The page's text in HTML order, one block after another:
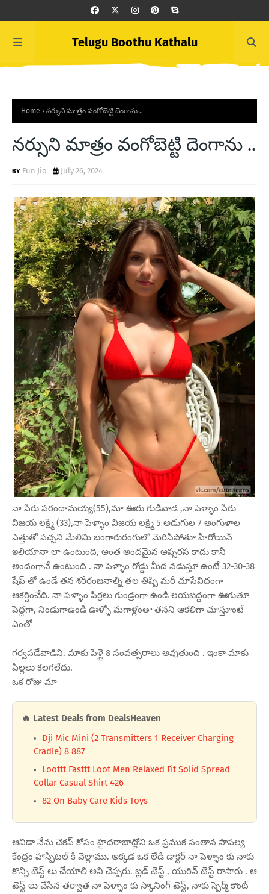
Telugu Boothu Kathalu
Home నర్సుని మాత్రం వంగోబెట్టి దెంగాను ..
నర్సుని మాత్రం వంగోబెట్టి దెంగాను ..
Fun Jio July 26, 2024
నా పేరు పరందామయ్య(55),మా ఊరు గుడివాడ ,నా పెళ్ళాం పేరు
విజయ లక్ష్మి (33),నా పెళ్ళాం విజయ లక్ష్మి 5 అడుగుల 7 అంగుళాల
ఎత్తుతో పచ్చని మేలిమి బంగారురంగులో మెరిసిపోతూ హీరోయిన్
ఇలియానా లా ఉంటుంది, అంత అందమైన అప్సరస కాదు కానీ
అందంగానే ఉంటుంది . నా పెళ్ళాం రోడ్డు మీద నడుస్తూ ఉంటే 32-30-38
షేప్ తో ఉండే తన శరీరంజనాల్ని తల తిప్పి మరీ చూసేవిదంగా
ఆకర్షించేది. నా పెళ్ళాం పిర్రలు గుండ్రంగా ఉండి లయబద్ధంగా ఊగుతూ
పెద్దగా, నిండుగాఉండి ఊళ్ళో మగాళ్లంతా తనని ఆకలిగా చూస్తూంటే
ఎంతో
గర్వపడేవాడిని. మాకు పెళ్లై 8 సంవత్సరాలు అవుతుంది . ఇంకా మాకు
పిల్లలు కలగలేదు.
ఒక రోజు మా
🔥 Latest Deals from DealsHeaven
Dji Mic Mini (2 Transmitters 1 Receiver Charging
Cradle) 8 887
Loottt Fasttt Loot Men Relaxed Fit Solid Spread
Collar Casual Shirt 426
82 On Baby Care Kids Toys
ఆవిడా నేను చెకప్ కోసం హైదరాబాద్లోని ఒక ప్రముక సంతాన సాపల్య
కేంద్రం హాస్పిటల్ కి వెల్లాము. అక్కడ ఒక లేడీ డాక్టర్ నా పెళ్ళాం కు నాకు
కొన్ని టెస్ట్ లు చేయాలి అని చెప్పరు. బ్లడ్ టెస్ట్ , యురిన్ టెస్ట్ రాసారు . ఆ
టెస్ట్ లు చేసిన తర్వాత నా పెళ్ళాం కు స్కానింగ్ టెస్ట్, నాకు స్పెర్మ్ కౌంట్